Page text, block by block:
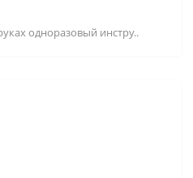
одноразовый инстру..